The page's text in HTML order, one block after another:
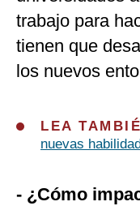
trabajo para
tienen que
los nuevos
LEA
nuevas
- ¿Cómo